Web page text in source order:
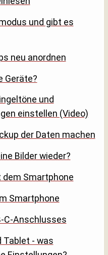
und gibt es
neu anordnen
Geräte?
und
einstellen (Video)
der Daten machen
Bilder wieder?
Smartphone
Smartphone
C-Anschlusses
Tablet - was